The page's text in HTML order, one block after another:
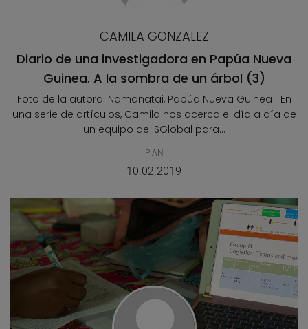
CAMILA GONZALEZ
Diario de una investigadora en Papúa Nueva
Guinea. A la sombra de un árbol (3)
Foto de la autora. Namanatai, Papúa Nueva Guinea En
una serie de artículos, Camila nos acerca el día a día de
un equipo de ISGlobal para...
PIAN
10.02.2019